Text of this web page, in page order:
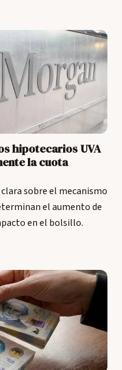
hipotecarios UVA
la cuota
sobre el mecanismo
el aumento de
en el bolsillo.